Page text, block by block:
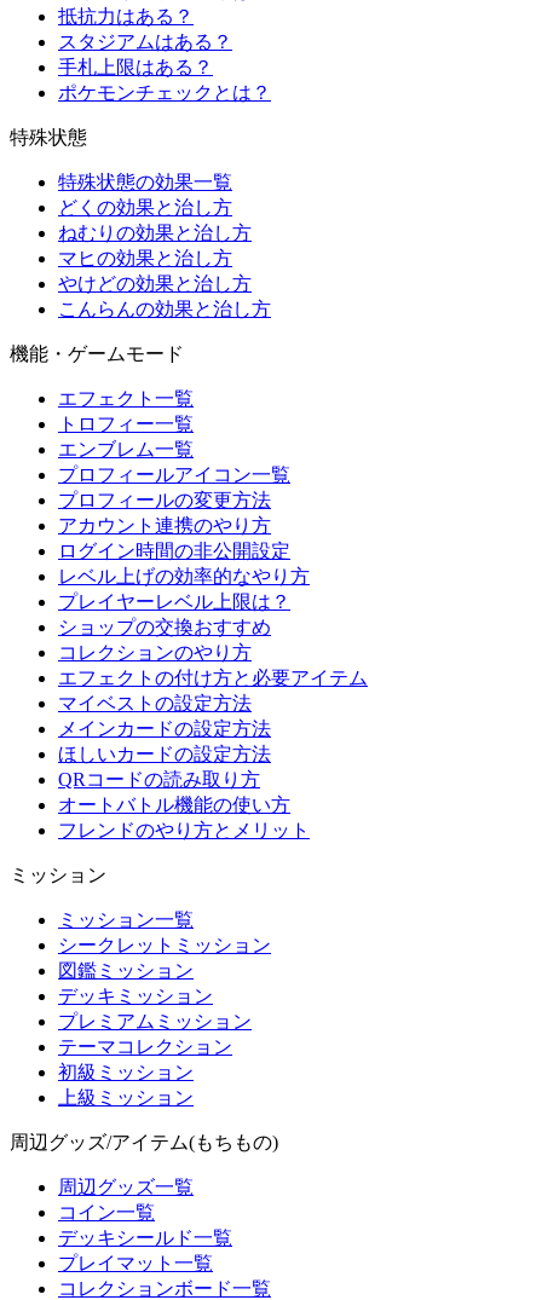
抵抗力はある？
スタジアムはある？
手札上限はある？
ポケモンチェックとは？
特殊状態
特殊状態の効果一覧
どくの効果と治し方
ねむりの効果と治し方
マヒの効果と治し方
やけどの効果と治し方
こんらんの効果と治し方
機能・ゲームモード
エフェクト一覧
トロフィー一覧
エンブレム一覧
プロフィールアイコン一覧
プロフィールの変更方法
アカウント連携のやり方
ログイン時間の非公開設定
レベル上げの効率的なやり方
プレイヤーレベル上限は？
ショップの交換おすすめ
コレクションのやり方
エフェクトの付け方と必要アイテム
マイベストの設定方法
メインカードの設定方法
ほしいカードの設定方法
QRコードの読み取り方
オートバトル機能の使い方
フレンドのやり方とメリット
ミッション
ミッション一覧
シークレットミッション
図鑑ミッション
デッキミッション
プレミアムミッション
テーマコレクション
初級ミッション
上級ミッション
周辺グッズ/アイテム(もちもの)
周辺グッズ一覧
コイン一覧
デッキシールド一覧
プレイマット一覧
コレクションボード一覧